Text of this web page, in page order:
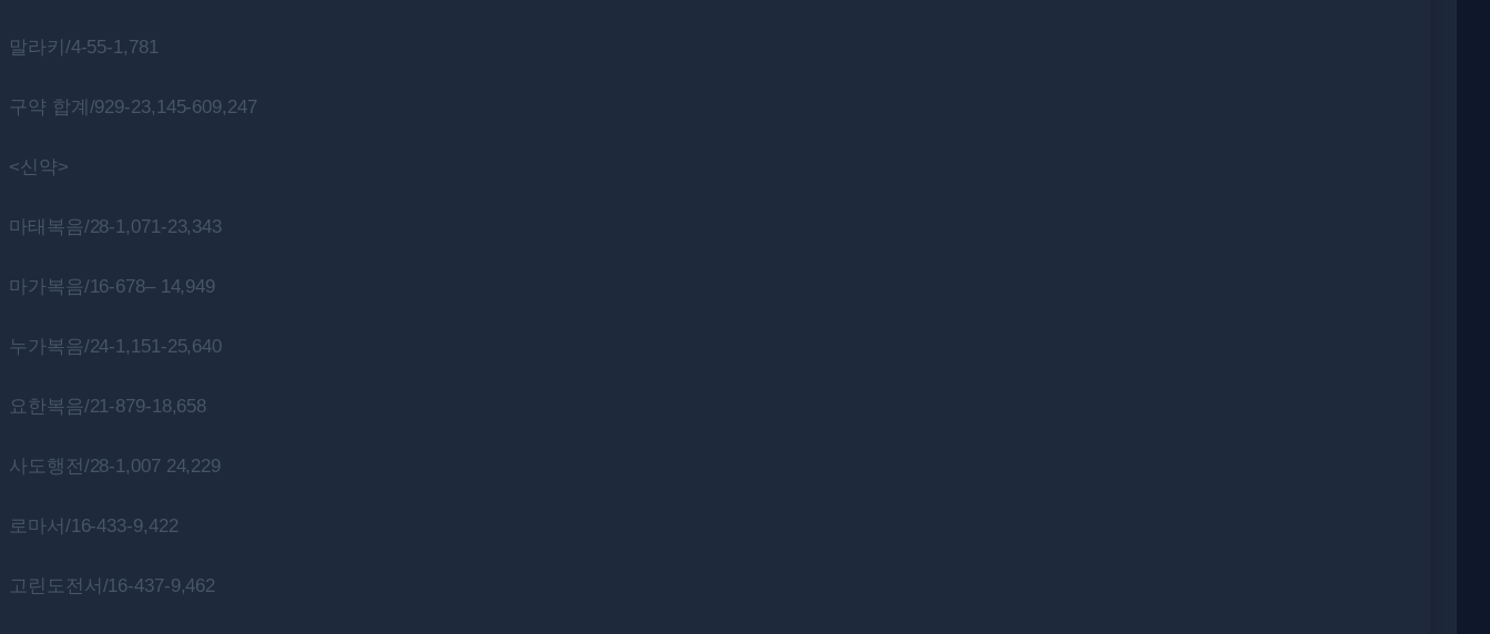
말라키/4-55-1,781
구약 합계/929-23,145-609,247
<신약>
마태복음/28-1,071-23,343
마가복음/16-678– 14,949
누가복음/24-1,151-25,640
요한복음/21-879-18,658
사도행전/28-1,007 24,229
로마서/16-433-9,422
고린도전서/16-437-9,462